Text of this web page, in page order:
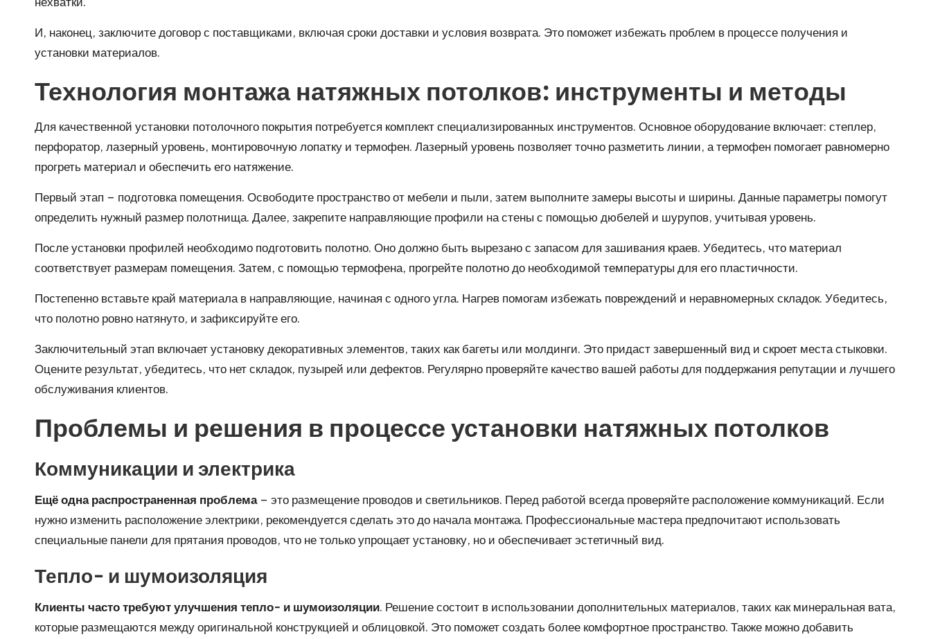
И, наконец, заключите договор с поставщиками, включая сроки доставки и условия возврата. Это поможет избежать проблем в процессе получения и
установки материалов.
Технология монтажа натяжных потолков: инструменты и методы
Для качественной установки потолочного покрытия потребуется комплект специализированных инструментов. Основное оборудование включает: степлер,
перфоратор, лазерный уровень, монтировочную лопатку и термофен. Лазерный уровень позволяет точно разметить линии, а термофен помогает равномерно
прогреть материал и обеспечить его натяжение.
Первый этап – подготовка помещения. Освободите пространство от мебели и пыли, затем выполните замеры высоты и ширины. Данные параметры помогут
определить нужный размер полотнища. Далее, закрепите направляющие профили на стены с помощью дюбелей и шурупов, учитывая уровень.
После установки профилей необходимо подготовить полотно. Оно должно быть вырезано с запасом для зашивания краев. Убедитесь, что материал
соответствует размерам помещения. Затем, с помощью термофена, прогрейте полотно до необходимой температуры для его пластичности.
Постепенно вставьте край материала в направляющие, начиная с одного угла. Нагрев помогам избежать повреждений и неравномерных складок. Убедитесь,
что полотно ровно натянуто, и зафиксируйте его.
Заключительный этап включает установку декоративных элементов, таких как багеты или молдинги. Это придаст завершенный вид и скроет места стыковки.
Оцените результат, убедитесь, что нет складок, пузырей или дефектов. Регулярно проверяйте качество вашей работы для поддержания репутации и лучшего
обслуживания клиентов.
Проблемы и решения в процессе установки натяжных потолков
Коммуникации и электрика
Ещё одна распространенная проблема– это размещение проводов и светильников. Перед работой всегда проверяйте расположение коммуникаций. Если
нужно изменить расположение электрики, рекомендуется сделать это до начала монтажа. Профессиональные мастера предпочитают использовать
специальные панели для прятания проводов, что не только упрощает установку, но и обеспечивает эстетичный вид.
Тепло- и шумоизоляция
Клиенты часто требуют улучшения тепло- и шумоизоляции. Решение состоит в использовании дополнительных материалов, таких как минеральная вата,
которые размещаются между оригинальной конструкцией и облицовкой. Это поможет создать более комфортное пространство. Также можно добавить